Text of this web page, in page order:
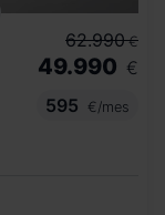
62.990 €
49.990 €
595
€/mes